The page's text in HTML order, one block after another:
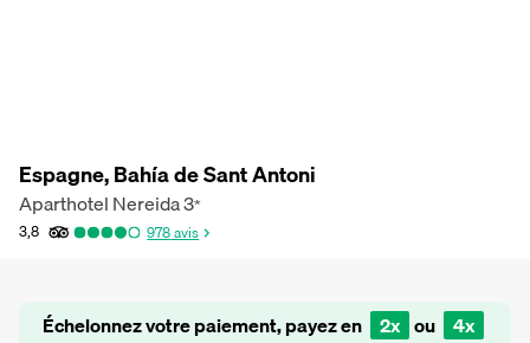
Espagne, Bahía de Sant Antoni
Aparthotel Nereida3*
3,8 978avis
Échelonnez votre paiement, payez en 2x ou 4x